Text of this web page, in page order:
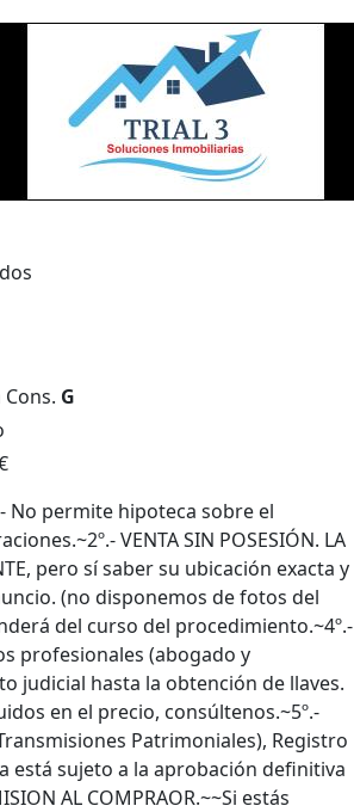
Cons. G
No permite hipoteca sobre el
VENTA SIN POSESIÓN. LA
pero sí saber su ubicación exacta y
(no disponemos de fotos del
del curso del procedimiento.~4º.-
profesionales (abogado y
judicial hasta la obtención de llaves.
en el precio, consúltenos.~5º.-
Patrimoniales), Registro
está sujeto a la aprobación definitiva
AL COMPRAOR.~~Si estás